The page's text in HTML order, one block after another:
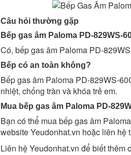
Câu hỏi thường gặp
Bếp gas âm Paloma PD-829WS-
Có, bếp gas âm Paloma PD-
Bếp có an toàn không?
Bếp gas âm Paloma PD-829WS-
nhiệt, chống tràn và khóa trẻ em.
Mua bếp gas âm Paloma PD-
Bạn có thể mua bếp gas âm
website Yeudonhat.vn hoặc liên
Liên hệ Yeudonhat.vn để biết thêm